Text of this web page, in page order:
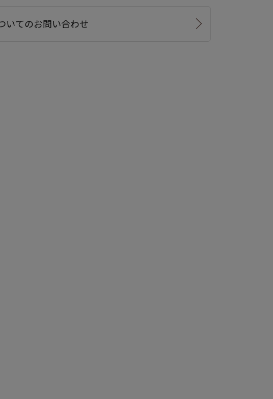
いてのお問い合わせ